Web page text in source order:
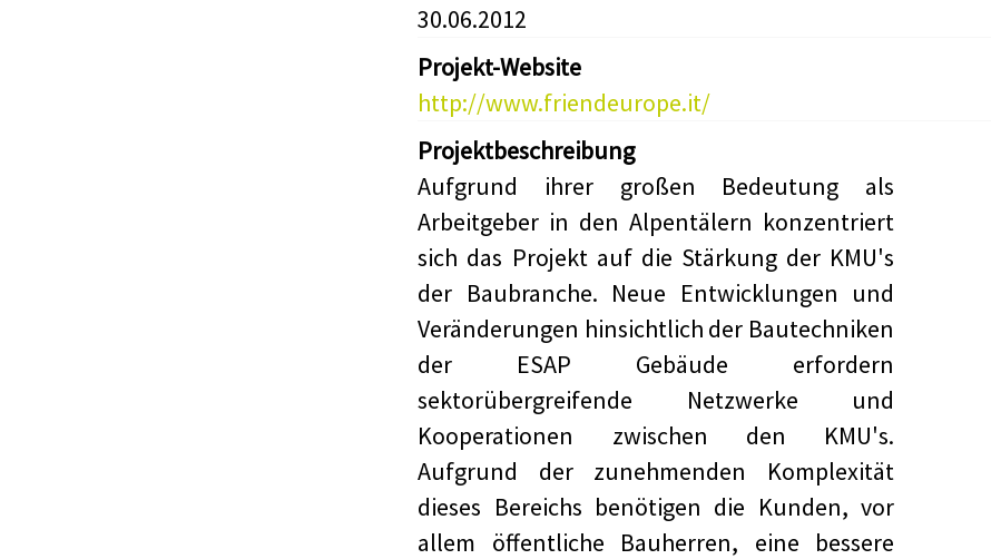
30.06.2012
Projekt-Website
http://www.friendeurope.it/
Projektbeschreibung
Aufgrund ihrer großen Bedeutung als
Arbeitgeber in den Alpentälern konzentriert
sich das Projekt auf die Stärkung der KMU's
der Baubranche. Neue Entwicklungen und
Veränderungen hinsichtlich der Bautechniken
der ESAP Gebäude erfordern
sektorübergreifende Netzwerke und
Kooperationen zwischen den KMU's.
Aufgrund der zunehmenden Komplexität
dieses Bereichs benötigen die Kunden, vor
allem öffentliche Bauherren, eine bessere